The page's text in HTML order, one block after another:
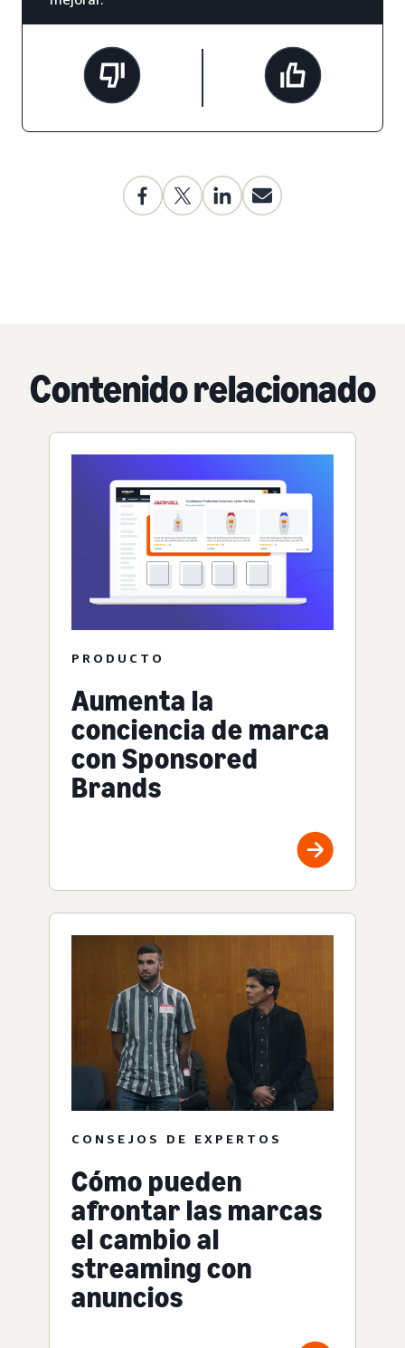
Contenido relacionado
PRODUCTO
Aumenta la
conciencia de marca
con Sponsored
Brands
CONSEJOS DE EXPERTOS
Cómo pueden
afrontar las marcas
el cambio al
streaming con
anuncios